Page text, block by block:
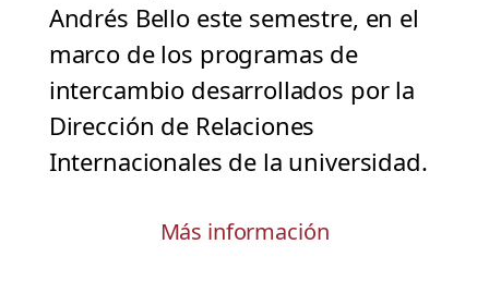
Andrés Bello este semestre, en el
marco de los programas de
intercambio desarrollados por la
Dirección de Relaciones
Internacionales de la universidad.
Más información